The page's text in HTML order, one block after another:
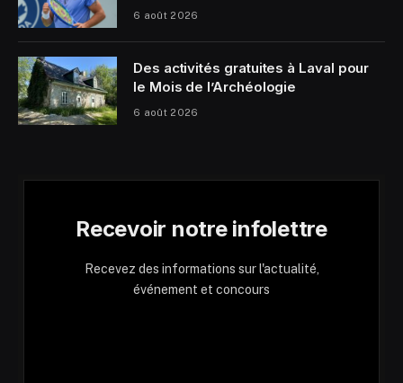
6 août 2026
Des activités gratuites à Laval pour
le Mois de l’Archéologie
6 août 2026
Recevoir notre infolettre
Recevez des informations sur l'actualité,
événement et concours